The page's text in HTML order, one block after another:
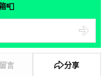
📮
言 分享